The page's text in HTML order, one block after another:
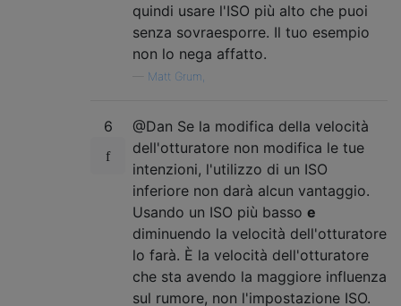
quindi usare l'ISO più alto che puoi
senza sovraesporre. Il tuo esempio
non lo nega affatto.
Matt Grum,
6
@Dan Se la modifica della velocità
dell'otturatore non modifica le tue
intenzioni, l'utilizzo di un ISO
inferiore non darà alcun vantaggio.
Usando un ISO più basso e
diminuendo la velocità dell'otturatore
lo farà. È la velocità dell'otturatore
che sta avendo la maggiore influenza
sul rumore, non l'impostazione ISO.